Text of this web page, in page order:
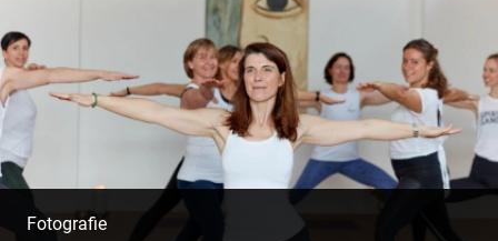
Fotografie